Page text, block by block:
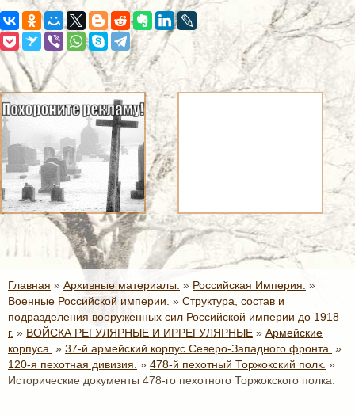
Главная » Архивные материалы. » Российская Империя. »
Военные Российской империи. » Структура, состав и
подразделения вооруженных сил Российской империи до 1918
г. » ВОЙСКА РЕГУЛЯРНЫЕ И ИРРЕГУЛЯРНЫЕ » Армейские
корпуса. » 37-й армейский корпус Северо-Западного фронта. »
120-я пехотная дивизия. » 478-й пехотный Торжокский полк. »
Исторические документы 478-го пехотного Торжокского полка.